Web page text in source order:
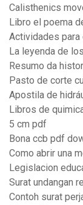
Calisthenics
Libro el poema
Actividades para
La leyenda de
Resumo da
Pasto de corte
Apostila de
Libros de
5 cm pdf
Bona ccb pdf
Como abrir una
Legislacion
Surat undangan
Contoh surat